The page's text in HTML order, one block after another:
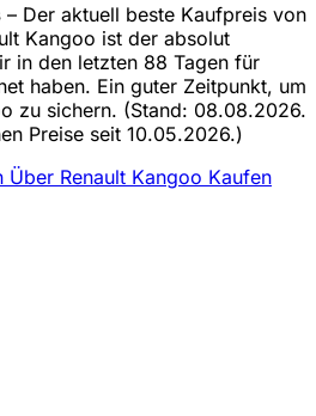
– Der aktuell beste Kaufpreis von
Kangoo ist der absolut
in den letzten 88 Tagen für
haben. Ein guter Zeitpunkt, um
zu sichern. (Stand: 08.08.2026.
Preise seit 10.05.2026.)
Über Renault Kangoo Kaufen